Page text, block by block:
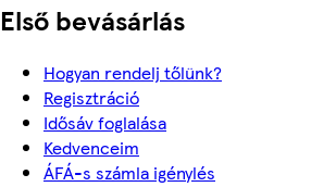
Első bevásárlás
Hogyan rendelj tőlünk?
Regisztráció
Idősáv foglalása
Kedvenceim
ÁFÁ-s számla igénylés